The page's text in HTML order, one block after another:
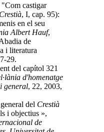
castigar
, I, cap. 95):
en el seu
Albert Hauf,
de
i literatura
29.
del capítol 321
d'homenatge
general, 22, 2003,
del Crestià
i objectius »,
de